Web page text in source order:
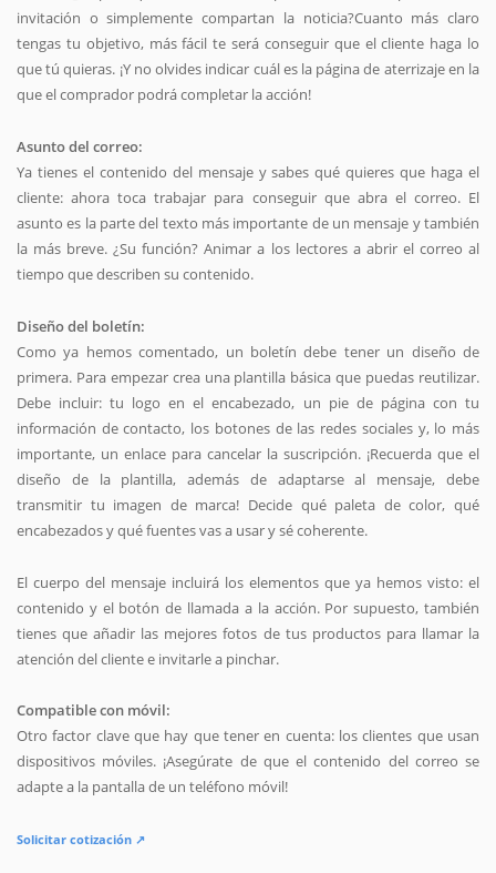
invitación o simplemente compartan la noticia?Cuanto más claro
tengas tu objetivo, más fácil te será conseguir que el cliente haga lo
que tú quieras. ¡Y no olvides indicar cuál es la página de aterrizaje en la
que el comprador podrá completar la acción!
Asunto del correo:
Ya tienes el contenido del mensaje y sabes qué quieres que haga el
cliente: ahora toca trabajar para conseguir que abra el correo. El
asunto es la parte del texto más importante de un mensaje y también
la más breve. ¿Su función? Animar a los lectores a abrir el correo al
tiempo que describen su contenido.
Diseño del boletín:
Como ya hemos comentado, un boletín debe tener un diseño de
primera. Para empezar crea una plantilla básica que puedas reutilizar.
Debe incluir: tu logo en el encabezado, un pie de página con tu
información de contacto, los botones de las redes sociales y, lo más
importante, un enlace para cancelar la suscripción. ¡Recuerda que el
diseño de la plantilla, además de adaptarse al mensaje, debe
transmitir tu imagen de marca! Decide qué paleta de color, qué
encabezados y qué fuentes vas a usar y sé coherente.
El cuerpo del mensaje incluirá los elementos que ya hemos visto: el
contenido y el botón de llamada a la acción. Por supuesto, también
tienes que añadir las mejores fotos de tus productos para llamar la
atención del cliente e invitarle a pinchar.
Compatible con móvil:
Otro factor clave que hay que tener en cuenta: los clientes que usan
dispositivos móviles. ¡Asegúrate de que el contenido del correo se
adapte a la pantalla de un teléfono móvil!
Solicitar cotización ↗